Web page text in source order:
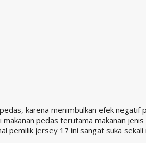
karena menimbulkan efek
pedas terutama makanan
pemilik jersey 17 ini sangat suka